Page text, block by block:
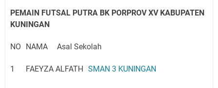
PEMAIN FUTSAL PUTRA BK PORPROV XV KABUPATEN
KUNINGAN
NO NAMA Asal Sekolah
1 FAEYZA ALFATH SMAN 3 KUNINGAN